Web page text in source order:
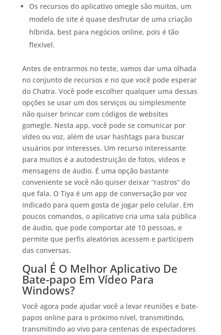
Os recursos do aplicativo omegle são muitos, um
modelo de site é quase desfrutar de uma criação
híbrida, best para negócios online, pois é tão
flexível.
Antes de entrarmos no teste, vamos dar uma olhada
no conjunto de recursos e no que você pode esperar
do Chatra. Você pode escolher qualquer uma dessas
opções se usar um dos serviços ou simplesmente
não quiser brincar com códigos de websites
gomegle. Nesta app, você pode se comunicar por
vídeo ou voz, além de usar hashtags para buscar
usuários por interesses. Um recurso interessante
para muitos é a autodestruição de fotos, vídeos e
mensagens de áudio. É uma opção bastante
conveniente se você não quiser deixar “rastros” do
que fala. O Tiya é um app de conversação por voz
indicado para quem gosta de jogar pelo celular. Em
poucos comandos, o aplicativo cria uma sala pública
de áudio, que pode comportar até 10 pessoas, e
permite que perfis aleatórios acessem e participem
das conversas.
Qual É O Melhor Aplicativo De
Bate-papo Em Vídeo Para
Windows?
Você agora pode ajudar você a levar reuniões e bate-
papos online para o próximo nível, transmitindo,
transmitindo ao vivo para centenas de espectadores